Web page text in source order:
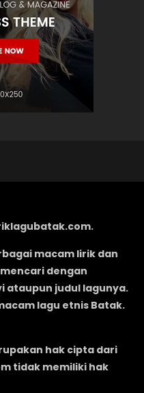
macam lirik dan
dengan
ataupun judul lagunya.
lagu etnis Batak.
hak cipta dari
tidak memiliki hak